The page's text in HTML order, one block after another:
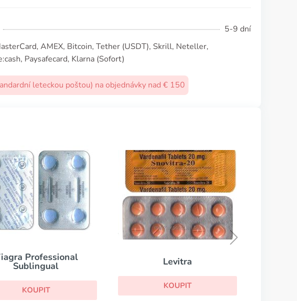
5-9 dní
AMEX, Bitcoin, Tether (USDТ), Skrill, Neteller,
Paysafecard, Klarna (Sofort)
leteckou poštou) na objednávky nad € 150
Levitra
KOUPIT
Brand Viagra Bottled
KOUPIT